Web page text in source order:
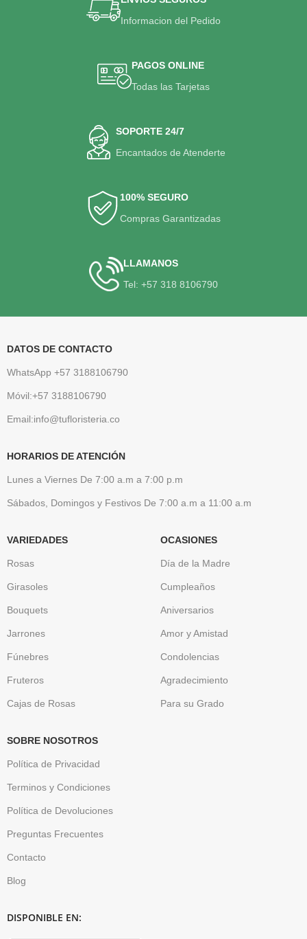
Informacion del Pedido
PAGOS ONLINE
Todas las Tarjetas
SOPORTE 24/7
Encantados de Atenderte
100% SEGURO
Compras Garantizadas
LLAMANOS
Tel: +57 318 8106790
DATOS DE CONTACTO
WhatsApp +57 3188106790
Móvil:+57 3188106790
Email:info@tufloristeria.co
HORARIOS DE ATENCIÓN
Lunes a Viernes De 7:00 a.m a 7:00 p.m
Sábados, Domingos y Festivos De 7:00 a.m a 11:00 a.m
VARIEDADES
Rosas
Girasoles
Bouquets
Jarrones
Fúnebres
Fruteros
Cajas de Rosas
OCASIONES
Día de la Madre
Cumpleaños
Aniversarios
Amor y Amistad
Condolencias
Agradecimiento
Para su Grado
SOBRE NOSOTROS
Política de Privacidad
Terminos y Condiciones
Política de Devoluciones
Preguntas Frecuentes
Contacto
Blog
DISPONIBLE EN: